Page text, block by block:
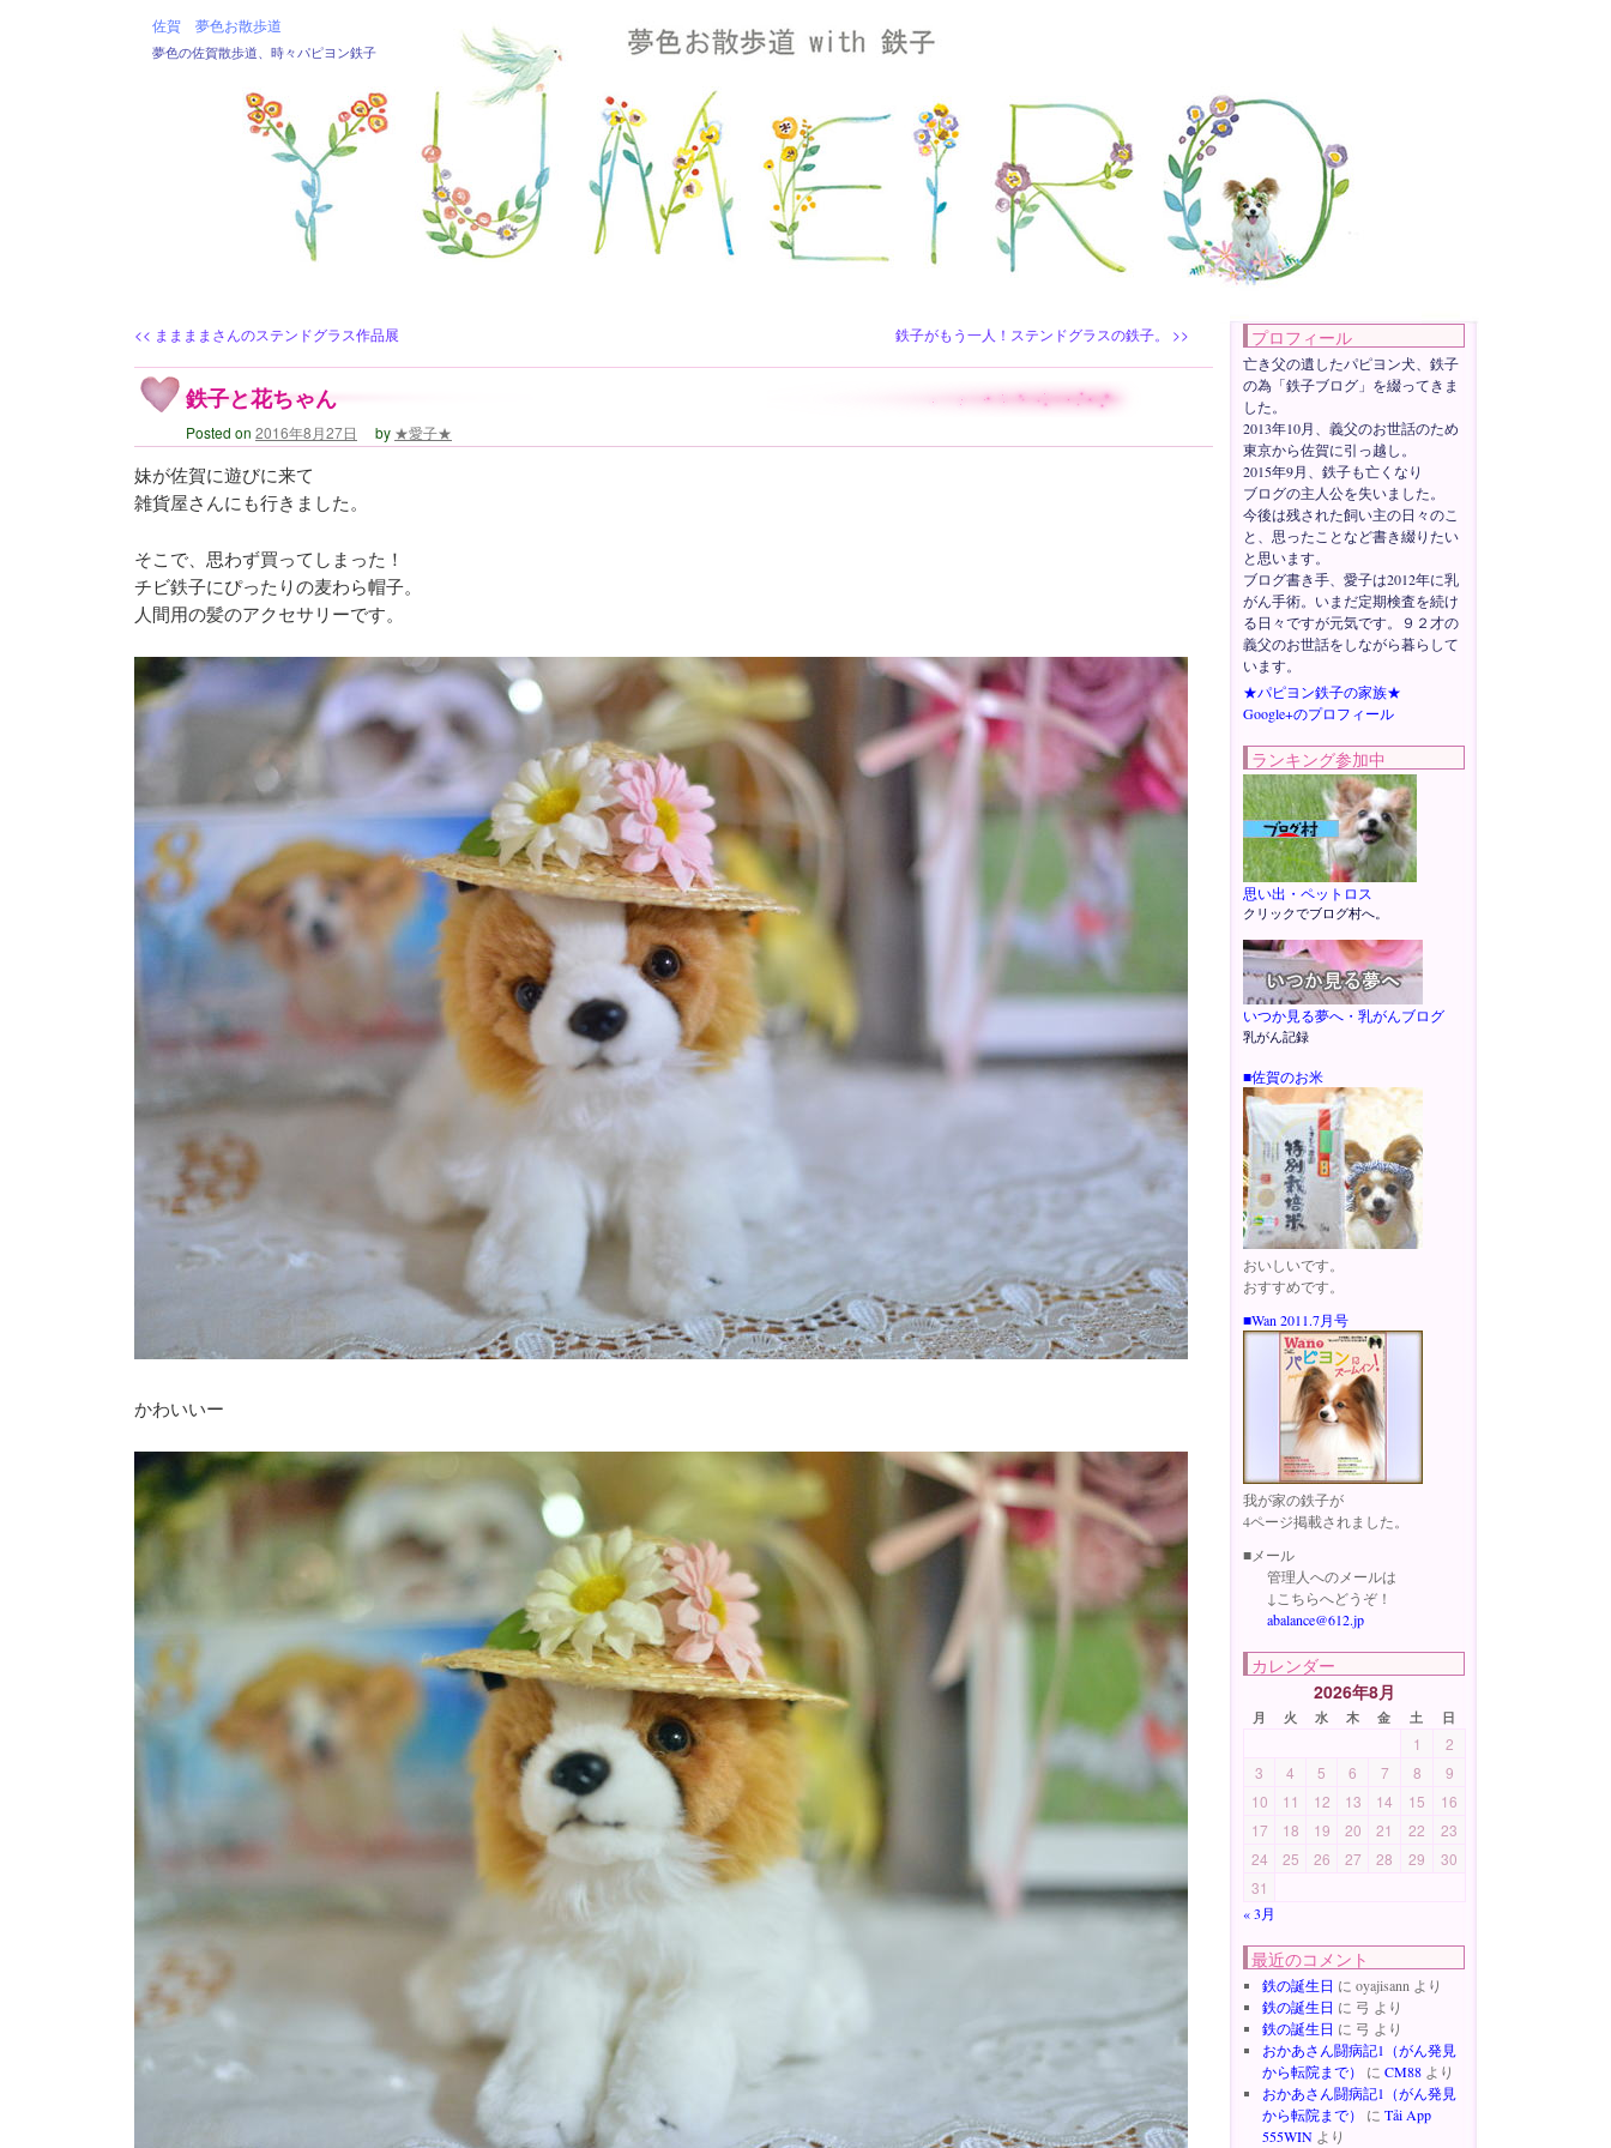
佐賀 夢色お散歩道
夢色の佐賀散歩道、時々パピヨン鉄子
<< ままままさんのステンドグラス作品展 鉄子がもう一人！ステンドグラスの鉄子。 >>
鉄子と花ちゃん
Posted on 2016年8月27日 by ★愛子★
妹が佐賀に遊びに来て
雑貨屋さんにも行きました。
そこで、思わず買ってしまった！
チビ鉄子にぴったりの麦わら帽子。
人間用の髪のアクセサリーです。
かわいいー
プロフィール
亡き父の遺したパピヨン犬、鉄子
の為「鉄子ブログ」を綴ってきま
した。
2013年10月、義父のお世話のため
東京から佐賀に引っ越し。
2015年9月、鉄子も亡くなり
ブログの主人公を失いました。
今後は残された飼い主の日々のこ
と、思ったことなど書き綴りたい
と思います。
ブログ書き手、愛子は2012年に乳
がん手術。いまだ定期検査を続け
る日々ですが元気です。９２才の
義父のお世話をしながら暮らして
います。
★パピヨン鉄子の家族★
Google+のプロフィール
ランキング参加中
思い出・ペットロス
クリックでブログ村へ。
いつか見る夢へ・乳がんブログ
乳がん記録
■佐賀のお米
おいしいです。
おすすめです。
■Wan 2011.7月号
我が家の鉄子が
4ページ掲載されました。
■メール
管理人へのメールは
↓こちらへどうぞ！
abalance@612.jp
カレンダー
2026年8月
月 火 水 木 金 土 日
1
2
3
4 5 6 7 8
9
10
11 12 13 14 15
16
17
18 19 20 21 22
23
24
25 26 27 28 29
30
31
« 3月
最近のコメント
鉄の誕生日 に oyajisann より
鉄の誕生日 に 弓 より
鉄の誕生日 に 弓 より
おかあさん闘病記1（がん発見
から転院まで）
に CM88より
おかあさん闘病記1（がん発見
から転院まで）
に Tải App
555WINより